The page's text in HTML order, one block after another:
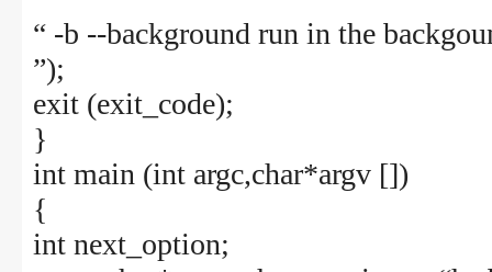
“ -b --background run in the
”);
exit (exit_code);
}
int main (int argc,char*argv [])
{
int next_option;